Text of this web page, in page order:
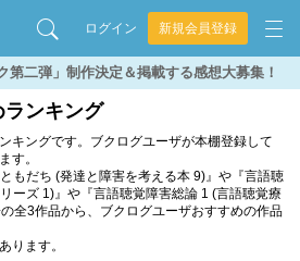
ログイン 新規会員登録
第二弾」制作決定＆掲載する感想大募集！
ンキング
キングです。ブクログユーザが本棚登録して
す。
もだち (発達と障害を考える本 9)』や『言語聴
ーズ 1)』や『言語聴覚障害総論 1 (言語聴覚療
全3作品から、ブクログユーザおすすめの作品
ります。